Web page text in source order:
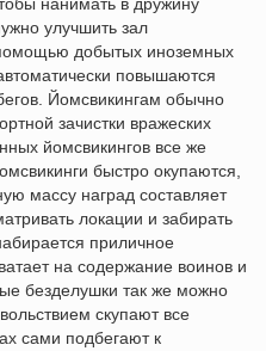
улучшить зал
добытых иноземных
повышаются
Йомсвикингам обычно
зачистки вражеских
йомсвикингов все же
быстро окупаются,
массу наград составляет
локации и забирать
приличное
на содержание воинов и
безделушки так же можно
скупают все
сами подбегают к